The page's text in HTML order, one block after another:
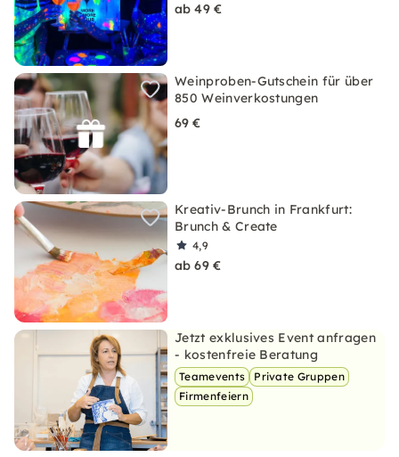
ab 49 €
Weinproben-Gutschein für über
850 Weinverkostungen
69 €
Kreativ-Brunch in Frankfurt:
Brunch & Create
4,9
ab 69 €
Jetzt exklusives Event anfragen
- kostenfreie Beratung
Teamevents
Private Gruppen
Firmenfeiern